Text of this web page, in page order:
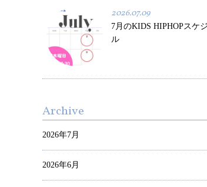
2026.07.09
7月のKIDS HIPHOPスケ
ル
Archive
2026年7月
2026年6月